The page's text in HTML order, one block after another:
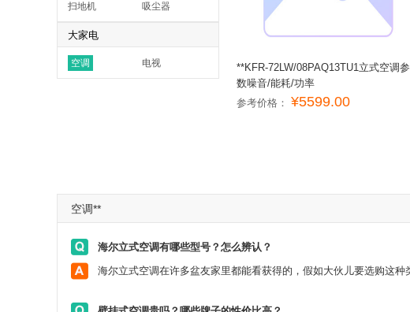
扫地机 吸尘器
大家电
空调 电视
**KFR-72LW/08PAQ13TU1立式空调参
数噪音/能耗/功率
参考价格： ¥5599.00
空调**
海尔立式空调有哪些型号？怎么辨认？